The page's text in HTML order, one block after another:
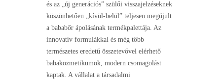
és az „új generációs” szülői visszajelzéseknek
köszönhetően „kívül-belül” teljesen megújult
a bababőr ápolásának termékpalettája. Az
innovatív formulákkal és még több
természetes eredetű összetevővel elérhető
babakozmetikumok, modern csomagolást
kaptak. A vállalat a társadalmi